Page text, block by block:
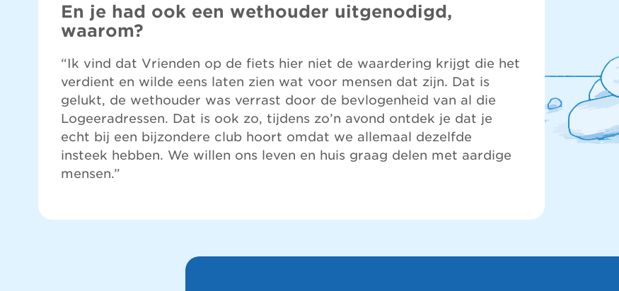
En je had ook een wethouder uitgenodigd,
waarom?
“Ik vind dat Vrienden op de fiets hier niet de waardering krijgt die het
verdient en wilde eens laten zien wat voor mensen dat zijn. Dat is
gelukt, de wethouder was verrast door de bevlogenheid van al die
Logeeradressen. Dat is ook zo, tijdens zo’n avond ontdek je dat je
echt bij een bijzondere club hoort omdat we allemaal dezelfde
insteek hebben. We willen ons leven en huis graag delen met aardige
mensen.”